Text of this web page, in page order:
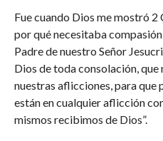
Fue cuando Dios me mostró
por qué necesitaba
Padre de nuestro Señor
Dios de toda consolación, que
nuestras aflicciones, para que
están en cualquier aflicción
mismos recibimos de Dios”.